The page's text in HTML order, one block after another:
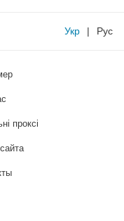
Укр | Рус
проксі